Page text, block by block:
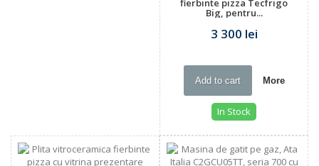
fierbinte pizza Tecfrigo
Big, pentru...
3 300 lei
Add to cart More
In Stock